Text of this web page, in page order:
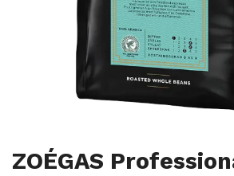
ZOÉGAS